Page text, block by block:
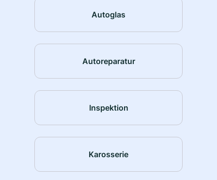
Autoglas
Autoreparatur
Inspektion
Karosserie